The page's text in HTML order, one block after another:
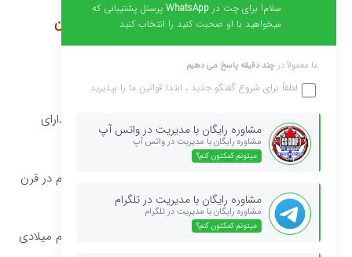
شهر های مهم مجارستان و پیشینه بوداپست مجارستان
در دوران باستان در محل کنونی بوداپست سکونتگاه سلتی
آکوئینکوم واقع بود
که بعدها مرکز ایالات رومی پانونیای سفلی شد. این شهر را دارای
پیشینه ی سلتی دانسته اند.
پس از آن مدتی بوداپست بدست رومی ها افتاد تا سرانجام در قرن
نهم میلادی مجارها وارد این سرزمین شدند
و از آن زمان تا زمان حمله مغول در نیمه های سده سیزدهم میلادی
سلام! برای چت در WhatsApp پرسنل پشتیبانی که
میخواهید با او صحبت کنید را انتخاب کنید
ما معمولاً در چند دقیقه پاسخ می دهیم
لطفاً برای شروع گفتگو جدید ، ابتدا قوانین ما را بپذیرید
مشاوره رایگان با مدیریت در واتس آپ
مشاوره رایگان با مدیریت در واتس آپ
میتونم کمکتون کنم؟
مشاوره رایگان با مدیریت در تلگرام
مشاوره رایگان با مدیریت در تلگرام
میتونم کمکتون کنم؟